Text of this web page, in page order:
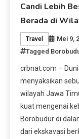
Candi Lebih
Berada di
Travel Mei 9,
Tagged
crbnat.com –
menyaksikan
wilayah Jawa
kuat mengenai
Borobudur di
dari ekskavasi